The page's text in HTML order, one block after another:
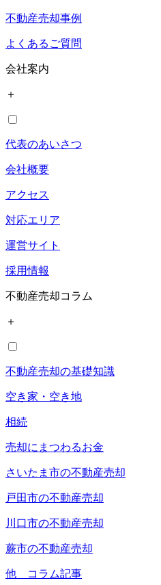
不動産売却事例
よくあるご質問
会社案内
＋
代表のあいさつ
会社概要
アクセス
対応エリア
運営サイト
採用情報
不動産売却コラム
＋
不動産売却の基礎知識
空き家・空き地
相続
売却にまつわるお金
さいたま市の不動産売却
戸田市の不動産売却
川口市の不動産売却
蕨市の不動産売却
他 コラム記事